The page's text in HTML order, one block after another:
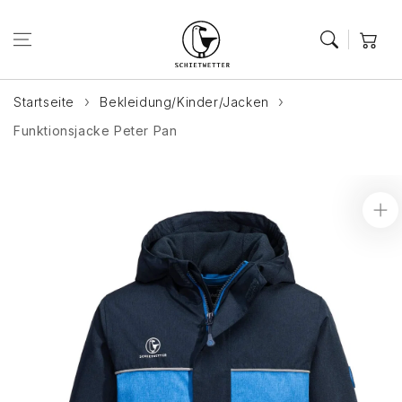
springen
Startseite
Bekleidung/Kinder/Jacken
Funktionsjacke Peter Pan